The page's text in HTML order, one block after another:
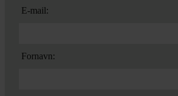
E-mail:
Fornavn: